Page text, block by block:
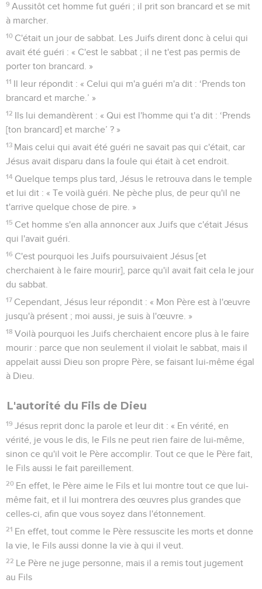
9 Aussitôt cet homme fut guéri ; il prit son brancard et se mit
à marcher.
10 C'était un jour de sabbat. Les Juifs dirent donc à celui qui
avait été guéri : « C'est le sabbat ; il ne t'est pas permis de
porter ton brancard. »
11 Il leur répondit : « Celui qui m'a guéri m'a dit : ‘Prends ton
brancard et marche.’ »
12 Ils lui demandèrent : « Qui est l'homme qui t'a dit : ‘Prends
[ton brancard] et marche’ ? »
13 Mais celui qui avait été guéri ne savait pas qui c'était, car
Jésus avait disparu dans la foule qui était à cet endroit.
14 Quelque temps plus tard, Jésus le retrouva dans le temple
et lui dit : « Te voilà guéri. Ne pèche plus, de peur qu'il ne
t'arrive quelque chose de pire. »
15 Cet homme s'en alla annoncer aux Juifs que c'était Jésus
qui l'avait guéri.
16 C'est pourquoi les Juifs poursuivaient Jésus [et
cherchaient à le faire mourir], parce qu'il avait fait cela le jour
du sabbat.
17 Cependant, Jésus leur répondit : « Mon Père est à l'œuvre
jusqu'à présent ; moi aussi, je suis à l'œuvre. »
18 Voilà pourquoi les Juifs cherchaient encore plus à le faire
mourir : parce que non seulement il violait le sabbat, mais il
appelait aussi Dieu son propre Père, se faisant lui-même égal
à Dieu.
L'autorité du Fils de Dieu
19 Jésus reprit donc la parole et leur dit : « En vérité, en
vérité, je vous le dis, le Fils ne peut rien faire de lui-même,
sinon ce qu'il voit le Père accomplir. Tout ce que le Père fait,
le Fils aussi le fait pareillement.
20 En effet, le Père aime le Fils et lui montre tout ce que lui-
même fait, et il lui montrera des œuvres plus grandes que
celles-ci, afin que vous soyez dans l'étonnement.
21 En effet, tout comme le Père ressuscite les morts et donne
la vie, le Fils aussi donne la vie à qui il veut.
22 Le Père ne juge personne, mais il a remis tout jugement
au Fils